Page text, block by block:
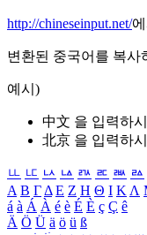
http://chineseinput.net/
변환된 중국어를 복사
예시)
中文 을 입력하
北京 을 입력하
ㅥ ㅦ ㅧ ㅨ ㅩ ㅪ ㅫ ㅬ
Α Β ΓΔ Ε Ζ Η Θ Ι ΚΛ
á à Á À é è É È ç Ç ê
Ä Ö Ü ä ö ü ß